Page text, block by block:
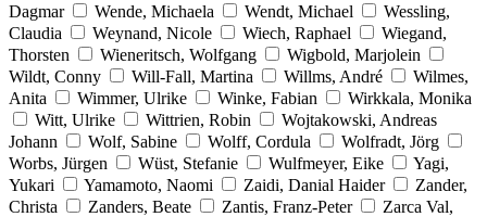
Dagmar
Wende, Michaela Wendt, Michael
Wessling,
Claudia
Weynand, Nicole Wiech, Raphael
Wiegand,
Thorsten
Wieneritsch, Wolfgang
Wigbold, Marjolein
Wildt, Conny
Will-Fall, Martina Willms, André
Wilmes,
Anita
Wimmer, Ulrike Winke, Fabian
Wirkkala, Monika
Witt, Ulrike
Wittrien, Robin
Wojtakowski, Andreas
Johann
Wolf, Sabine Wolff, Cordula
Wolfradt, Jörg
Worbs, Jürgen
Wüst, Stefanie Wulfmeyer, Eike
Yagi,
Yukari
Yamamoto, Naomi Zaidi, Danial Haider
Zander,
Christa
Zanders, Beate Zantis, Franz-Peter
Zarca Val,